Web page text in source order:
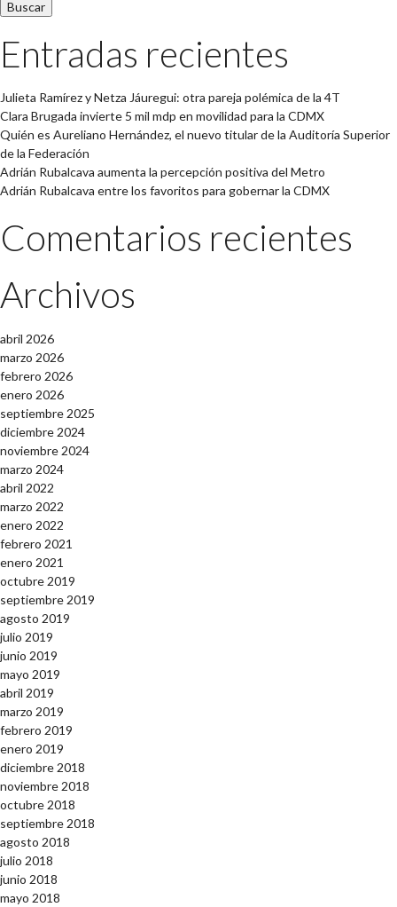
Entradas recientes
Julieta Ramírez y Netza Jáuregui: otra pareja polémica de la 4T
Clara Brugada invierte 5 mil mdp en movilidad para la CDMX
Quién es Aureliano Hernández, el nuevo titular de la Auditoría Superior
de la Federación
Adrián Rubalcava aumenta la percepción positiva del Metro
Adrián Rubalcava entre los favoritos para gobernar la CDMX
Comentarios recientes
Archivos
abril 2026
marzo 2026
febrero 2026
enero 2026
septiembre 2025
diciembre 2024
noviembre 2024
marzo 2024
abril 2022
marzo 2022
enero 2022
febrero 2021
enero 2021
octubre 2019
septiembre 2019
agosto 2019
julio 2019
junio 2019
mayo 2019
abril 2019
marzo 2019
febrero 2019
enero 2019
diciembre 2018
noviembre 2018
octubre 2018
septiembre 2018
agosto 2018
julio 2018
junio 2018
mayo 2018